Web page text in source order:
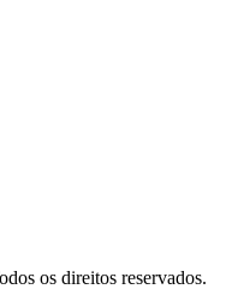
os direitos reservados.